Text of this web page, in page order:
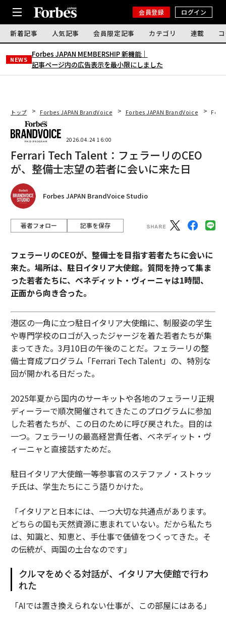
会員登録 ログイン
新着記事 人気記事 会員限定記事 カテゴリ 連載
NEWS
Forbes JAPAN MEMBERSHIP 新機能｜
記事ページ内の広告表示を最小限にしました
トップ Forbes JAPAN BrandVoice Forbes JAPAN BrandVoice
2026.04.24 16:00
Ferrari Tech Talent：フェラーリのCEO
が、整備士志望の若者に会いに来た日
Forbes JAPAN BrandVoice Studio
著者フォロー 記事を保存
フェラーリのCEOが、整備士を目指す若者たちに会いに
来た。場所は、駐日イタリア大使館。質問を持って集ま
った若者たちに、ベネディット・ヴィーニャは1時間、
正面から向き合った。
港区の一角に立つ駐日イタリア大使館に、制服姿の学生
や専門学校のロゴが入ったジャージを着た若者たちが集
まってきた。3月10日の午後のことだ。フェラーリの整
備士育成プログラム「Ferrari Tech Talent」の、特別な
回が開かれる日だった。
2025年夏から国内のサーキットや各地のフェラーリ正規
ディーラーで順次開催されてきたこのプログラムに参加
した若者たちが、この日のために呼び戻された。目的は
一つ。フェラーリの最高経営責任者、ベネディット・ヴ
ィーニャと直接話すためだ。
駐日イタリア大使館一等参事官のステファノ・ストゥッ
チ氏は、学生たちにこう語りかけた。
「イタリアと日本には、一つ大切な共通点があります。
どちらの国も天然資源に恵まれていない。だから私たち
は、知識と、知恵と、手仕事で価値をつくってきた。そ
の伝統が、両国の土台なのです」
クルマをめぐる対話が、イタリア大使館で行わ
れた
「AIでは置き換えられない仕事が、この部屋にはある」